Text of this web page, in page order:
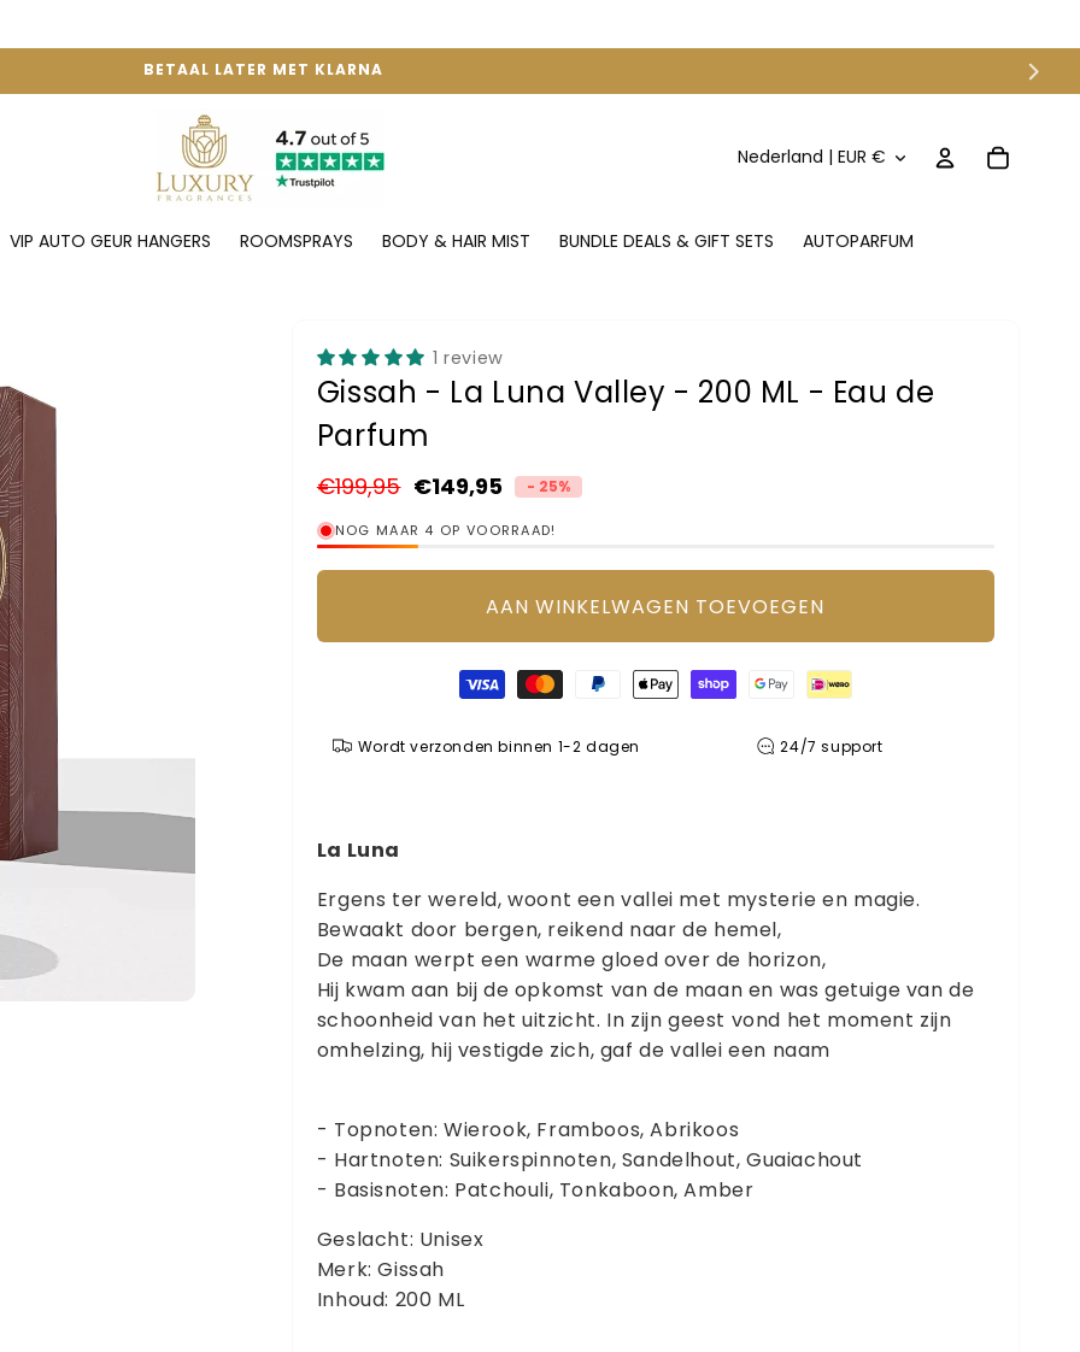
BETAAL LATER MET KLARNA
VIP AUTO GEUR HANGERS ROOMSPRAYS BODY & HAIR MIST BUNDLE DEALS & GIFT SETS AUTOPARFUM
n
e
g
Nederland | EUR € InloggenWinkelwagen
1 review
Gissah - La Luna Valley - 200 ML - Eau de
Parfum
Normale
€199,95
Aanbiedingsprijs
€149,95 - 25%
NOG MAAR 4 OP VOORRAAD!
AAN WINKELWAGEN TOEVOEGEN
Betaalmethoden
Wordt verzonden binnen 1-2 dagen 24/7 support
La Luna
Ergens ter wereld, woont een vallei met mysterie en magie.
Bewaakt door bergen, reikend naar de hemel,
De maan werpt een warme gloed over de horizon,
Hij kwam aan bij de opkomst van de maan en was getuige van de
schoonheid van het uitzicht. In zijn geest vond het moment zijn
omhelzing, hij vestigde zich, gaf de vallei een naam
- Topnoten: Wierook, Framboos, Abrikoos
- Hartnoten: Suikerspinnoten, Sandelhout, Guaiachout
- Basisnoten: Patchouli, Tonkaboon, Amber
Geslacht: Unisex
Merk: Gissah
Inhoud: 200 ML